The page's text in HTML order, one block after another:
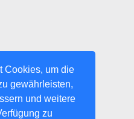
Cookies, um die
gewährleisten,
und weitere
zu